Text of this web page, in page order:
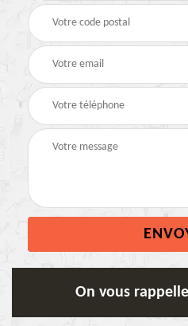
On vous